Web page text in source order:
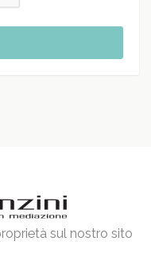
sul nostro sito